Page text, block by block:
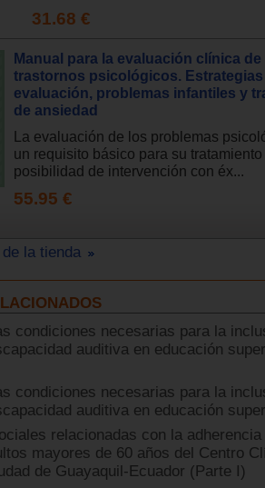
31.68 €
Manual para la evaluación clínica de
trastornos psicológicos.
evaluación, problemas infantiles y
de ansiedad
La evaluación de los problemas
un requisito básico para su
posibilidad de intervención con éx...
55.95 €
la tienda
condiciones necesarias para la
auditiva en educación
condiciones necesarias para la
auditiva en educación
relacionadas con la
mayores de 60 años del Centro
de Guayaquil-Ecuador (Parte I)